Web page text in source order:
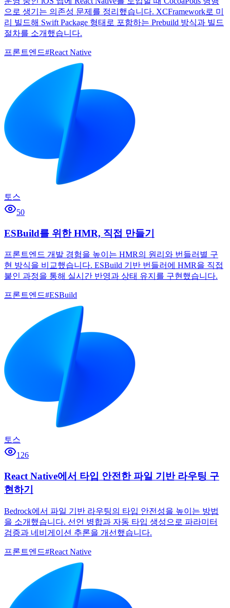
으로 생기는 의존성 문제를 정리했습니다. XCFramework로 미
리 빌드해 Swift Package 형태로 포함하는 Prebuild 방식과 빌드
절차를 소개했습니다.
프론트엔드#React Native
토스
50
ESBuild를 위한 HMR, 직접 만들기
프론트엔드 개발 경험을 높이는 HMR의 원리와 번들러별 구
현 방식을 비교했습니다. ESBuild 기반 번들러에 HMR을 직접
붙인 과정을 통해 실시간 반영과 상태 유지를 구현했습니다.
프론트엔드#ESBuild
토스
126
React Native에서 타입 안전한 파일 기반 라우팅 구
현하기
Bedrock에서 파일 기반 라우팅의 타입 안전성을 높이는 방법
을 소개했습니다. 선언 병합과 자동 타입 생성으로 파라미터
검증과 네비게이션 추론을 개선했습니다.
프론트엔드#React Native